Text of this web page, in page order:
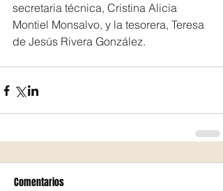
secretaria técnica, Cristina Alicia
Montiel Monsalvo, y la tesorera, Teresa
de Jesús Rivera González.
Comentarios